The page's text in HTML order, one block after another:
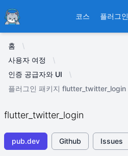
Ducafecat 코스 플러그인
홈
사용자 여정
인증 공급자와 UI
플러그인 패키지 flutter_twitter_login
flutter_twitter_login
pub.dev Github Issues